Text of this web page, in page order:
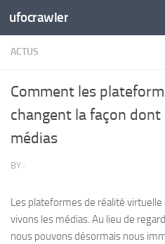
Skip to content
ufocrawler
ACTUS
Comment les
changent la façon
médias
BY ·
Les plateformes de réalité
vivons les médias. Au lieu de
nous pouvons désormais nous